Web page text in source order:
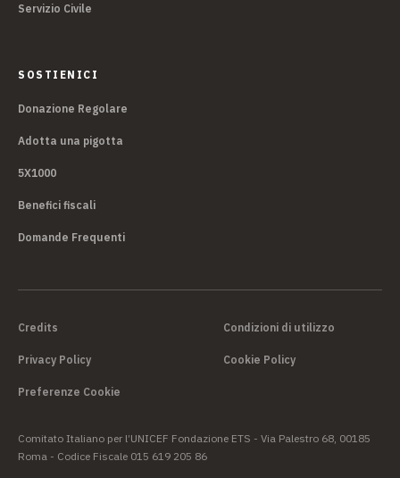
Servizio Civile
SOSTIENICI
Donazione Regolare
Adotta una pigotta
5X1000
Benefici fiscali
Domande Frequenti
Credits Condizioni di utilizzo
Privacy Policy Cookie Policy
Preferenze Cookie
Comitato Italiano per l’UNICEF Fondazione ETS - Via Palestro 68, 00185
Roma - Codice Fiscale 015 619 205 86